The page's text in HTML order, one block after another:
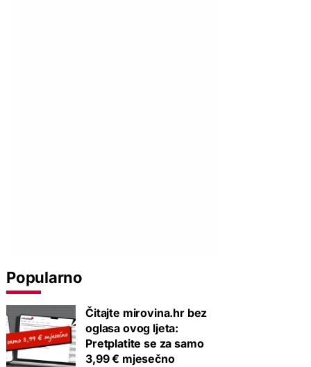
Popularno
Čitajte mirovina.hr bez
oglasa ovog ljeta:
Pretplatite se za samo
3,99 € mjesečno